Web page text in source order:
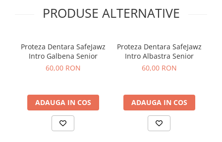
PRODUSE ALTERNATIVE
Proteza Dentara SafeJawz
Intro Galbena Senior
60,00 RON
ADAUGA IN COS
Proteza Dentara SafeJawz
Intro Albastra Senior
60,00 RON
ADAUGA IN COS